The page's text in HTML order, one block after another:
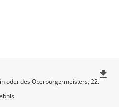
oder des Oberbürgermeisters, 22.
file_download